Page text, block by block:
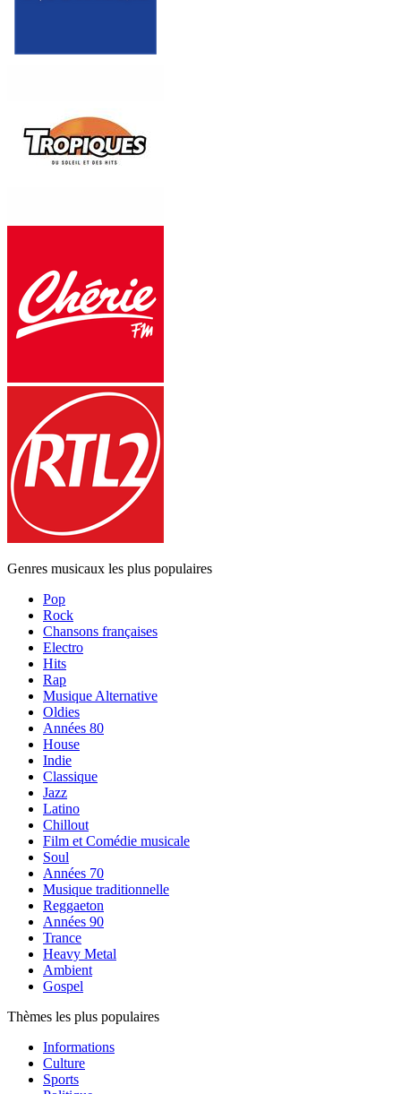
Genres musicaux les plus populaires
Pop
Rock
Chansons françaises
Electro
Hits
Rap
Musique Alternative
Oldies
Années 80
House
Indie
Classique
Jazz
Latino
Chillout
Film et Comédie musicale
Soul
Années 70
Musique traditionnelle
Reggaeton
Années 90
Trance
Heavy Metal
Ambient
Gospel
Thèmes les plus populaires
Informations
Culture
Sports